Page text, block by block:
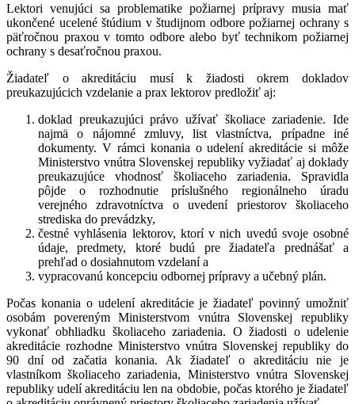
Lektori venujúci sa problematike požiarnej prípravy musia mať
ukončené ucelené štúdium v študijnom odbore požiarnej ochrany s
päťročnou praxou v tomto odbore alebo byť technikom požiarnej
ochrany s desaťročnou praxou.
Žiadateľ o akreditáciu musí k žiadosti okrem dokladov
preukazujúcich vzdelanie a prax lektorov predložiť aj:
doklad preukazujúci právo užívať školiace zariadenie. Ide
najmä o nájomné zmluvy, list vlastníctva, prípadne iné
dokumenty. V rámci konania o udelení akreditácie si môže
Ministerstvo vnútra Slovenskej republiky vyžiadať aj doklady
preukazujúce vhodnosť školiaceho zariadenia. Spravidla
pôjde o rozhodnutie príslušného regionálneho úradu
verejného zdravotníctva o uvedení priestorov školiaceho
strediska do prevádzky,
čestné vyhlásenia lektorov, ktorí v nich uvedú svoje osobné
údaje, predmety, ktoré budú pre žiadateľa prednášať a
prehľad o dosiahnutom vzdelaní a
vypracovanú koncepciu odbornej prípravy a učebný plán.
Počas konania o udelení akreditácie je žiadateľ povinný umožniť
osobám povereným Ministerstvom vnútra Slovenskej republiky
vykonať obhliadku školiaceho zariadenia. O žiadosti o udelenie
akreditácie rozhodne Ministerstvo vnútra Slovenskej republiky do
90 dní od začatia konania. Ak žiadateľ o akreditáciu nie je
vlastníkom školiaceho zariadenia, Ministerstvo vnútra Slovenskej
republiky udelí akreditáciu len na obdobie, počas ktorého je žiadateľ